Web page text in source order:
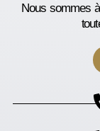
Nous sommes